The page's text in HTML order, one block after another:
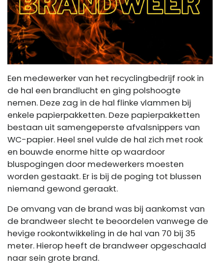
Een medewerker van het recyclingbedrijf rook in
de hal een brandlucht en ging polshoogte
nemen. Deze zag in de hal flinke vlammen bij
enkele papierpakketten. Deze papierpakketten
bestaan uit samengeperste afvalsnippers van
WC-papier. Heel snel vulde de hal zich met rook
en bouwde enorme hitte op waardoor
bluspogingen door medewerkers moesten
worden gestaakt. Er is bij de poging tot blussen
niemand gewond geraakt.
De omvang van de brand was bij aankomst van
de brandweer slecht te beoordelen vanwege de
hevige rookontwikkeling in de hal van 70 bij 35
meter. Hierop heeft de brandweer opgeschaald
naar sein grote brand.